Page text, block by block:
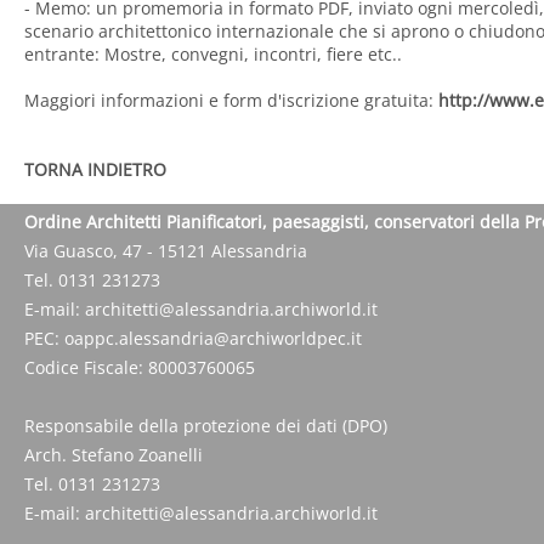
- Memo: un promemoria in formato PDF, inviato ogni
scenario architettonico internazionale che si aprono o
entrante: Mostre, convegni, incontri, fiere etc..
Maggiori informazioni e form d'iscrizione gratuita: http://
TORNA INDIETRO
Ordine Architetti Pianificatori, paesaggisti, conservatori della
Via Guasco, 47 - 15121 Alessandria
Tel. 0131 231273
E-mail: architetti@alessandria.archiworld.it
PEC: oappc.alessandria@archiworldpec.it
Codice Fiscale: 80003760065
Responsabile della protezione dei dati (DPO)
Arch. Stefano Zoanelli
Tel. 0131 231273
E-mail: architetti@alessandria.archiworld.it